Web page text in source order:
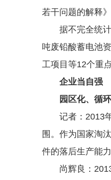
若干问题的解释
据不完全统计
吨废铅酸蓄电池
工项目等12个重
企业当自强
园区化、循环
记者：2013年
围。作为国家淘
件的落后生产能
尚辉良：2013